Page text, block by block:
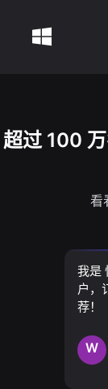
超过 100
看
我是
户，
荐！
W